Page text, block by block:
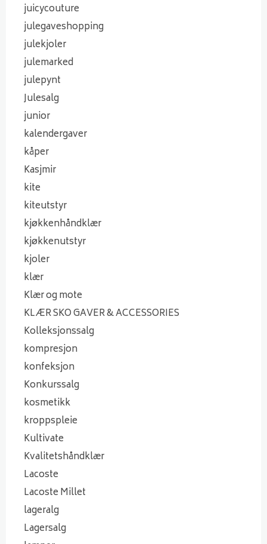
juicycouture
julegaveshopping
julekjoler
julemarked
julepynt
Julesalg
junior
kalendergaver
kåper
Kasjmir
kite
kiteutstyr
kjøkkenhåndklær
kjøkkenutstyr
kjoler
klær
Klær og mote
KLÆR SKO GAVER & ACCESSORIES
Kolleksjonssalg
kompresjon
konfeksjon
Konkurssalg
kosmetikk
kroppspleie
Kultivate
Kvalitetshåndklær
Lacoste
Lacoste Millet
lageralg
Lagersalg